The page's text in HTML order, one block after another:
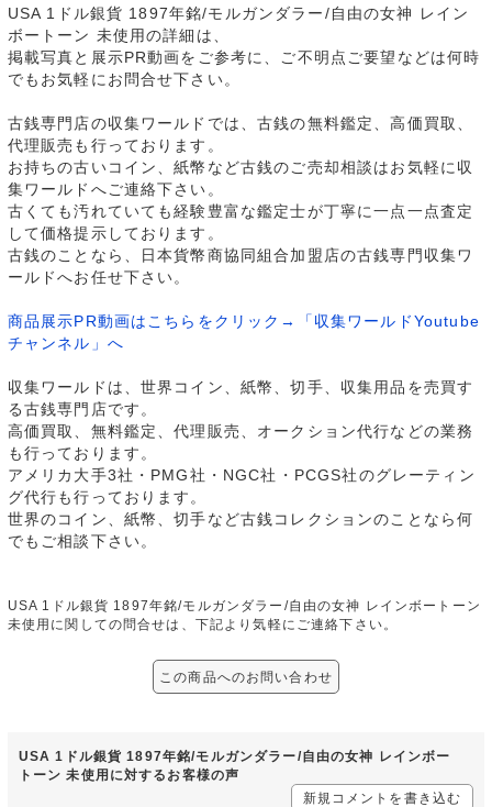
USA 1ドル銀貨 1897年銘/モルガンダラー/自由の女神 レイン
ボートーン 未使用の詳細は、
掲載写真と展示PR動画をご参考に、ご不明点ご要望などは何時
でもお気軽にお問合せ下さい。
古銭専門店の収集ワールドでは、古銭の無料鑑定、高価買取、
代理販売も行っております。
お持ちの古いコイン、紙幣など古銭のご売却相談はお気軽に収
集ワールドへご連絡下さい。
古くても汚れていても経験豊富な鑑定士が丁寧に一点一点査定
して価格提示しております。
古銭のことなら、日本貨幣商協同組合加盟店の古銭専門収集ワ
ールドへお任せ下さい。
商品展示PR動画はこちらをクリック→「収集ワールドYoutube
チャンネル」へ
収集ワールドは、世界コイン、紙幣、切手、収集用品を売買す
る古銭専門店です。
高価買取、無料鑑定、代理販売、オークション代行などの業務
も行っております。
アメリカ大手3社・PMG社・NGC社・PCGS社のグレーティン
グ代行も行っております。
世界のコイン、紙幣、切手など古銭コレクションのことなら何
でもご相談下さい。
USA 1ドル銀貨 1897年銘/モルガンダラー/自由の女神 レインボートーン
未使用に関しての問合せは、下記より気軽にご連絡下さい。
この商品へのお問い合わせ
USA 1ドル銀貨 1897年銘/モルガンダラー/自由の女神 レインボー
トーン 未使用に対するお客様の声
新規コメントを書き込む